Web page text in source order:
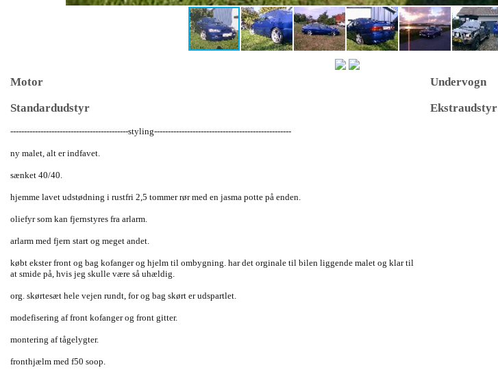
Motor
Undervogn
Standardudstyr
-------------------------------------------styling--------------------------------------------------
ny malet, alt er indfavet.
sænket 40/40.
hjemme lavet udstødning i rustfri 2,5 tommer rør med en jasma potte på enden.
oliefyr som kan fjernstyres fra arlarm.
arlarm med fjern start og meget andet.
købt ekster front og bag kofanger og hjelm til ombygning. har det orginale til bilen liggende malet og klar til
at smide på, hvis jeg skulle være så uhældig.
org. skørtesæt hele vejen rundt, for og bag skørt er udspartlet.
modefisering af front kofanger og front gitter.
montering af tågelygter.
fronthjælm med f50 soop.
Ekstraudstyr